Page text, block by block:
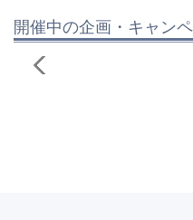
開催中の企画・キャン